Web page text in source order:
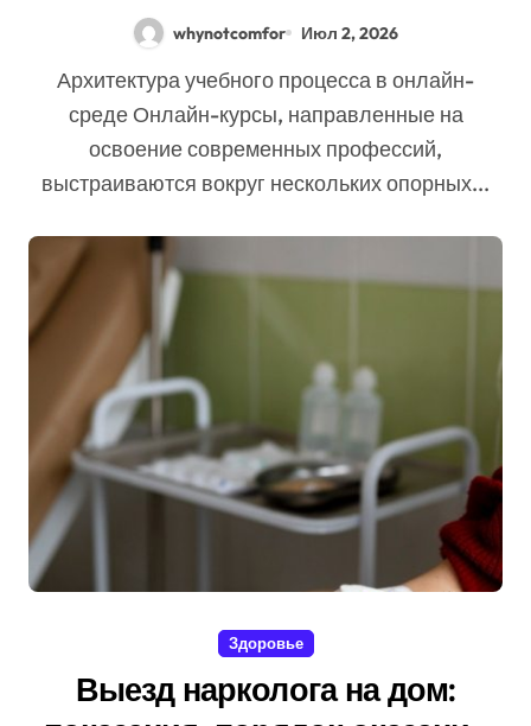
whynotcomfor Июл 2, 2026
Архитектура учебного процесса в онлайн-
среде Онлайн-курсы, направленные на
освоение современных профессий,
выстраиваются вокруг нескольких опорных...
Здоровье
Выезд нарколога на дом: